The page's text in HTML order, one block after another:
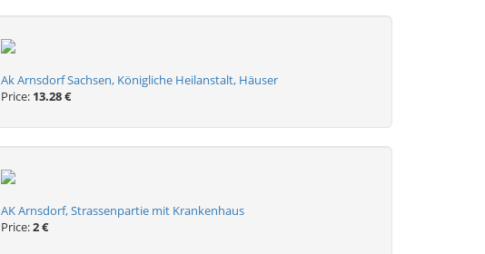
Ak Arnsdorf Sachsen, Königliche Heilanstalt, Häuser
Price: 13.28 €
AK Arnsdorf, Strassenpartie mit Krankenhaus
Price:2 €